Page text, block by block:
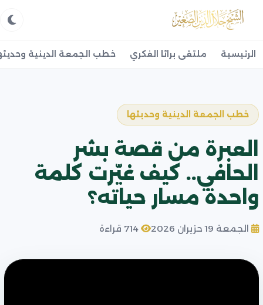
الرئيسية ملتقى براثا الفكري خطب الجمعة الدينية
خطب الجمعة الدينية وحديثها
العبرة من قصة بشر
الحافي.. كيف غيّرت كلمة
واحدة مسار حياته؟
الجمعة 19 حزيران 2026